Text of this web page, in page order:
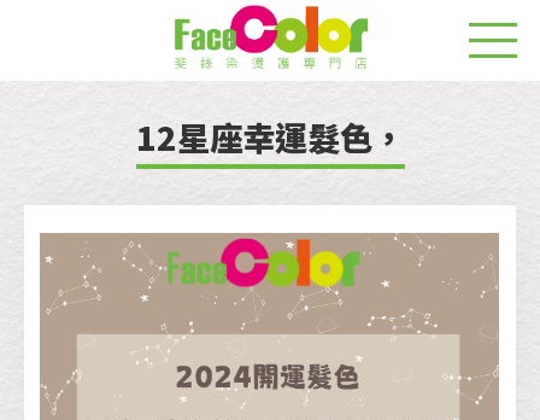
12星座幸運髮色，